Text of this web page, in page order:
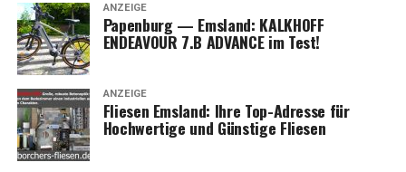
ANZEIGE
Papen­burg — Ems­land: KALKHOFF
ENDEAVOUR 7.B ADVANCE im Test!
ANZEIGE
Flie­sen Ems­land: Ihre Top-Adres­se für
Hoch­wer­ti­ge und Güns­ti­ge Fliesen